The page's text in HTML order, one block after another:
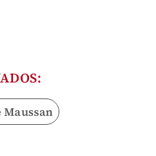
Maussan